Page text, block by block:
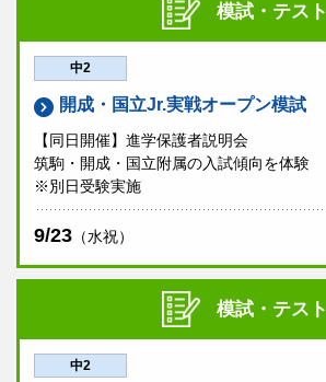
模試・テスト
中2
開成・国立Jr.実戦オープン模試
【同日開催】進学保護者説明会
筑駒・開成・国立附属の入試傾向を体験
※別日受験実施
9/23 （水祝）
模試・テスト
中2